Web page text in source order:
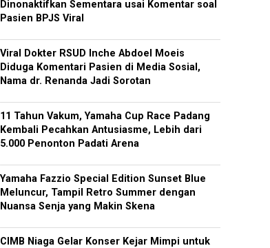
Dinonaktifkan Sementara usai Komentar soal
Pasien BPJS Viral
Viral Dokter RSUD Inche Abdoel Moeis
Diduga Komentari Pasien di Media Sosial,
Nama dr. Renanda Jadi Sorotan
11 Tahun Vakum, Yamaha Cup Race Padang
Kembali Pecahkan Antusiasme, Lebih dari
5.000 Penonton Padati Arena
Yamaha Fazzio Special Edition Sunset Blue
Meluncur, Tampil Retro Summer dengan
Nuansa Senja yang Makin Skena
CIMB Niaga Gelar Konser Kejar Mimpi untuk